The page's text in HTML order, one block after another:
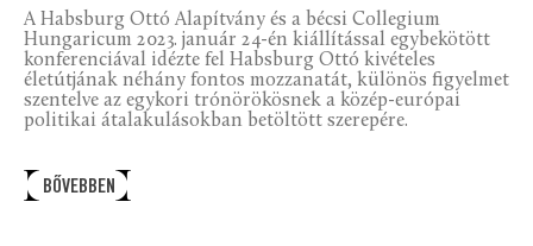
A Habsburg Ottó Alapítvány és a bécsi Collegium
Hungaricum 2023. január 24-én kiállítással egybekötött
konferenciával idézte fel Habsburg Ottó kivételes
életútjának néhány fontos mozzanatát, különös figyelmet
szentelve az egykori trónörökösnek a közép-európai
politikai átalakulásokban betöltött szerepére.
BŐVEBBEN